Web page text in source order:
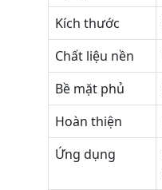
Kích thước
Chất liệu nền
Bề mặt phủ
Hoàn thiện
Ứng dụng